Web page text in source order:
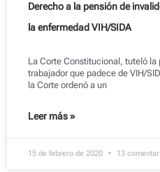
Derecho a la pensión de
la enfermedad VIH/SIDA
La Corte Constitucional, tuteló la
trabajador que padece de VIH/
la Corte ordenó a un
Leer más »
15 de febrero de 2020 13